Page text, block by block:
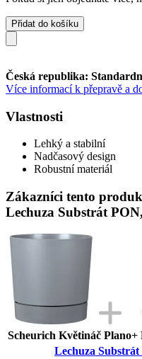
Přidat do košíku
Česká republika:
Více informací k přepravě a
Vlastnosti
Lehký a stabilní
Nadčasový design
Robustní materiál
Zákazníci tento
Lechuza Substrát
Scheurich Květináč
Lechuza Substrát